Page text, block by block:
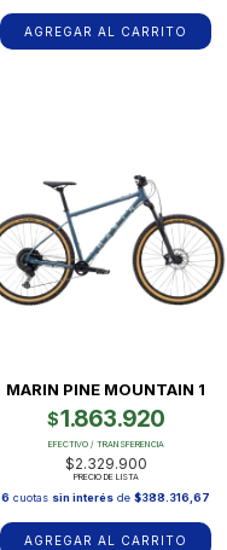
AGREGAR AL CARRITO
MARIN PINE MOUNTAIN 1
$1.863.920
EFECTIVO / TRANSFERENCIA
$2.329.900
PRECIO DE LISTA
6 cuotas sin interés de$388.316,67
AGREGAR AL CARRITO